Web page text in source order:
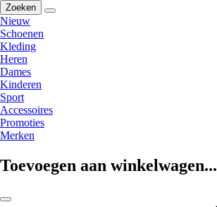
Zoeken
Nieuw
Schoenen
Kleding
Heren
Dames
Kinderen
Sport
Accessoires
Promoties
Merken
Toevoegen aan winkelwagen...